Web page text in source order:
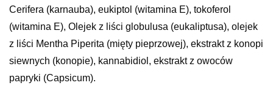
Cerifera (karnauba), eukiptol (witamina E), tokoferol
(witamina E), Olejek z liści globulusa (eukaliptusa), olejek
z liści Mentha Piperita (mięty pieprzowej), ekstrakt z konopi
siewnych (konopie), kannabidiol, ekstrakt z owoców
papryki (Capsicum).